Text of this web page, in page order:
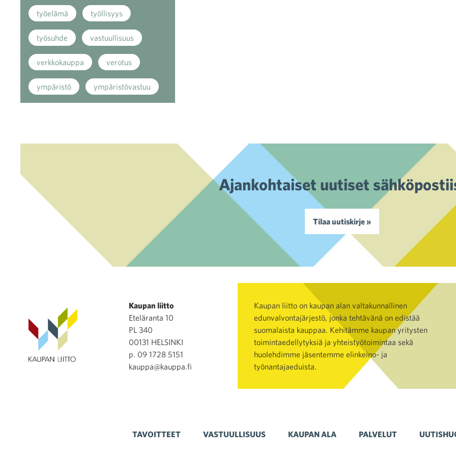
työelämä työllisyys
työsuhde vastuullisuus
verkkokauppa verotus
ympäristö ympäristövastuu
Ajankohtaiset uutiset
Tilaa uutiskirje »
Kaupan liitto
Eteläranta 10
PL 340
00131 HELSINKI
p. 09 1728 5151
kauppa@kauppa.fi
Kaupan liitto on kaupan alan valtakunnallinen
edunvalvontajärjestö, jonka tehtävänä on edistää
suomalaista kauppaa. Kehitämme kaupan yritysten
toimintaedellytyksiä ja yhteistyötoimintaa sekä
huolehdimme jäsentemme elinkeino- ja
työnantajaeduista.
TAVOITTEET VASTUULLISUUS KAUPAN ALA PALVELUT